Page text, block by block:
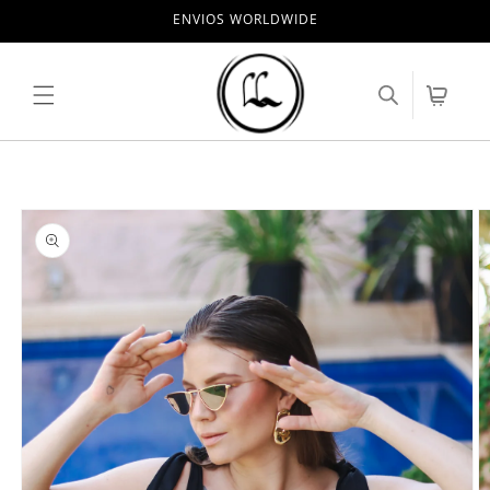
conteúdo
ENVIOS WORLDWIDE
Carrinho
informações
do produto